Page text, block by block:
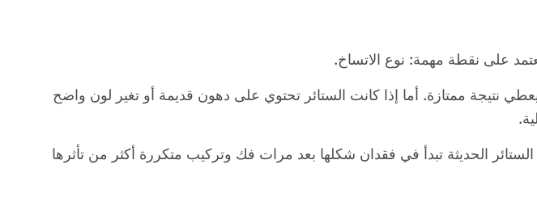
على نقطة مهمة: نوع الاتساخ.
نتيجة ممتازة. أما إذا كانت الستائر تحتوي على دهون قديمة أو تغير لون واضح
الحديثة تبدأ في فقدان شكلها بعد مرات فك وتركيب متكررة أكثر من تأثرها